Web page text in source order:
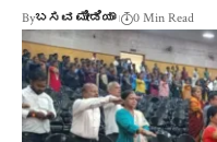
Byಬಸವ ಮೀಡಿಯಾ 0 Min Read